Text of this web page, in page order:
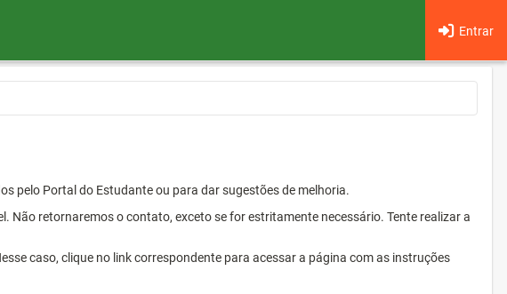
Entrar
pelo Portal do Estudante ou para dar sugestões de melhoria.
retornaremos o contato, exceto se for estritamente necessário. Tente realizar a
caso, clique no link correspondente para acessar a página com as instruções